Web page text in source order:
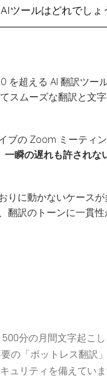
ツールはどれでしょ
超える AI 翻訳ツー
スムーズな翻訳と文
ブの Zoom ミーティ
一瞬の遅れも許されな
に動かないケースが
訳のトーンに一貫性
分の月間文字起こ
の「ボットレス翻訳
ュリティを備えていま